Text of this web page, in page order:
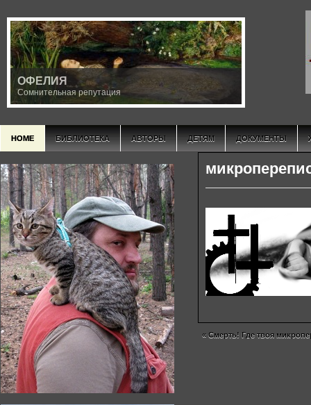
ОФЕЛИЯ
Сомнительная репутация
HOME БИБЛИОТЕКА АВТОРЫ ДЕТЯМ ДОКУМЕНТЫ
« Смерть! Где твоя